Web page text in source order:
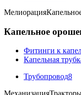
Мелиорация
Капельное
Фитинги к
Капельная
Трубопровод8